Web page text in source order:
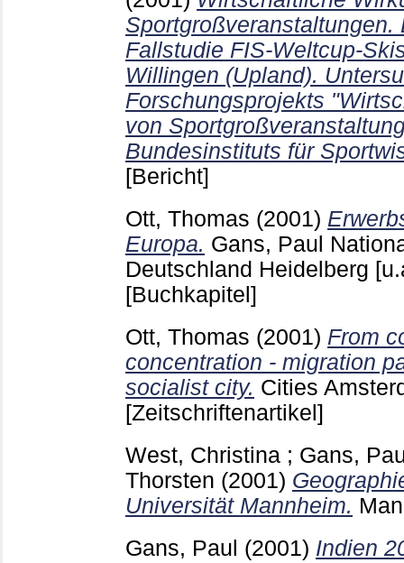
Sportgroßveranstaltungen.
Fallstudie FIS-Weltcup-
Willingen (Upland).
Forschungsprojekts
von
Bundesinstituts für
[Bericht]
Ott, Thomas (2001)
Europa. Gans, Paul
Deutschland Heidelberg
[Buchkapitel]
Ott, Thomas (2001) From
concentration - migration
socialist city. Cities
[Zeitschriftenartikel]
West, Christina ; Gans,
Thorsten (2001)
Universität Mannheim.
Gans, Paul (2001) Indien